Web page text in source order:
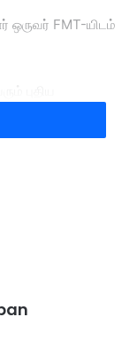
ஒருவர் FMT-யிடம்
வணிக வளாகங்களில்
இது எந்த
ஒதுக்கப்படும்
நாடாளுமன்ற